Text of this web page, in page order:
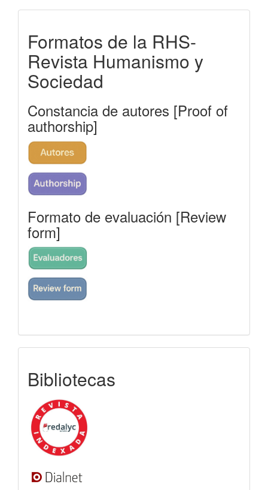
rhs
Formatos de la RHS-
Revista Humanismo y
Sociedad
Constancia de autores [Proof of
authorship]
Formato de evaluación [Review
form]
Bibliotecas